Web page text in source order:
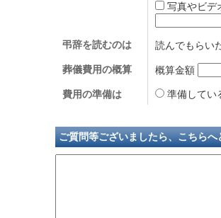
写真やビ
弔辞を読むのは 読んでもらい
葬儀費用の概算 概算金額
費用の準備は 準備し
ご質問等ございましたら、こちらへ